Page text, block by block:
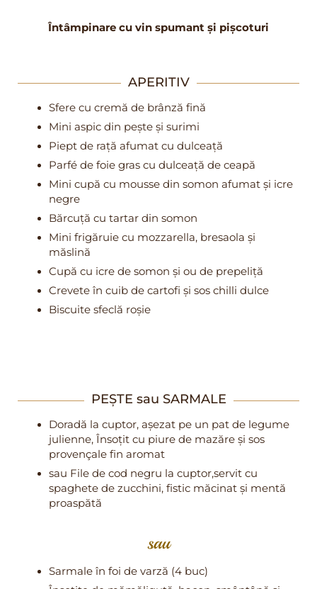
Întâmpinare cu vin spumant și pișcoturi
APERITIV
Sfere cu cremă de brânză fină
Mini aspic din pește și surimi
Piept de rață afumat cu dulceață
Parfé de foie gras cu dulceață de ceapă
Mini cupă cu mousse din somon afumat și icre
negre
Bărcuță cu tartar din somon
Mini frigăruie cu mozzarella, bresaola și
măslină
Cupă cu icre de somon și ou de prepeliță
Crevete în cuib de cartofi și sos chilli dulce
Biscuite sfeclă roșie
PEȘTE sau SARMALE
Doradă la cuptor, așezat pe un pat de legume
julienne, Însoțit cu piure de mazăre și sos
provençale fin aromat
sau File de cod negru la cuptor,servit cu
spaghete de zucchini, fistic măcinat și mentă
proaspătă
sau
Sarmale în foi de varză (4 buc)